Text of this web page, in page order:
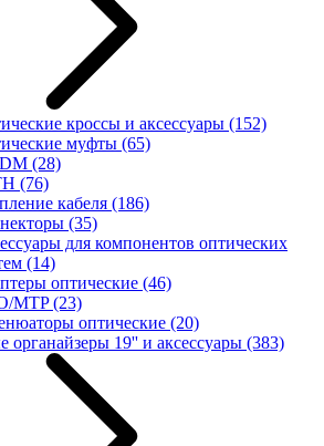
кроссы и аксессуары (152)
муфты (65)
(28)
(76)
кабеля (186)
(35)
для компонентов оптических
(14)
оптические (46)
MTP(23)
оптические (20)
органайзеры 19'' и аксессуары (383)